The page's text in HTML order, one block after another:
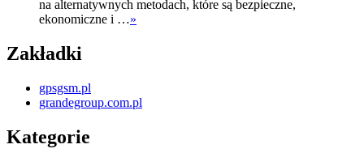
na alternatywnych metodach, które są bezpieczne,
ekonomiczne i …»
Zakładki
gpsgsm.pl
grandegroup.com.pl
Kategorie